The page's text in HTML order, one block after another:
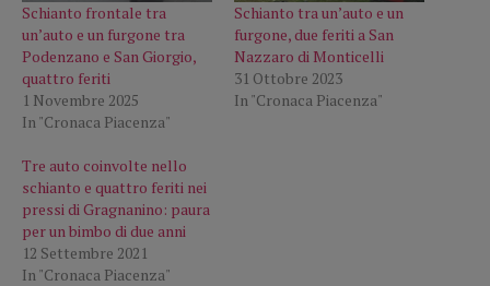
Schianto frontale tra
un’auto e un furgone tra
Podenzano e San Giorgio,
quattro feriti
1 Novembre 2025
In "Cronaca Piacenza"
Schianto tra un’auto e un
furgone, due feriti a San
Nazzaro di Monticelli
31 Ottobre 2023
In "Cronaca Piacenza"
Tre auto coinvolte nello
schianto e quattro feriti nei
pressi di Gragnanino: paura
per un bimbo di due anni
12 Settembre 2021
In "Cronaca Piacenza"